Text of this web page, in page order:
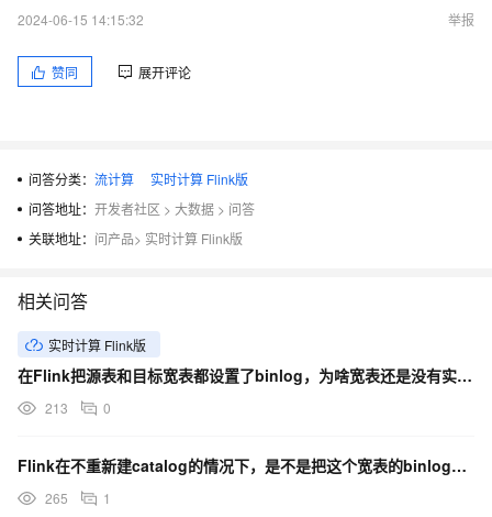
2024-06-15 14:15:32
举报
赞同 展开评论
问答分类： 流计算
实时计算 Flink版
问答地址： 开发者社区 > 大数据 > 问答
关联地址： 问产品> 实时计算 Flink版
相关问答
实时计算 Flink版
在Flink把源表和目标宽表都设置了binlog，为啥宽表还是没有实现实时更新呢？
213 0
Flink在不重新建catalog的情况下，是不是把这个宽表的binlog属性这样改一下就行？
265 1